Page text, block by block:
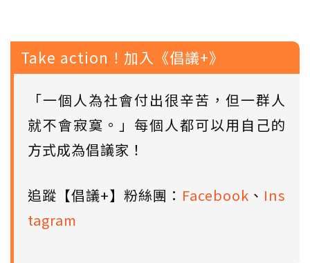
Take action！加入《倡議+》
「一個人為社會付出很辛苦，但一群人
就不會寂寞。」每個人都可以用自己的
方式成為倡議家！
追蹤【倡議+】粉絲團： Facebook 、 Ins
tagram